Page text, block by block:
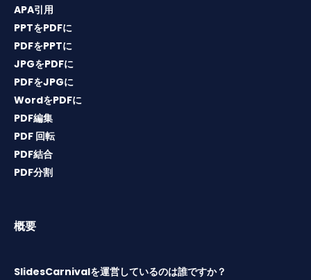
APA引用
PPTをPDFに
PDFをPPTに
JPGをPDFに
PDFをJPGに
WordをPDFに
PDF編集
PDF 回転
PDF結合
PDF分割
概要
SlidesCarnivalを運営しているのは誰ですか？